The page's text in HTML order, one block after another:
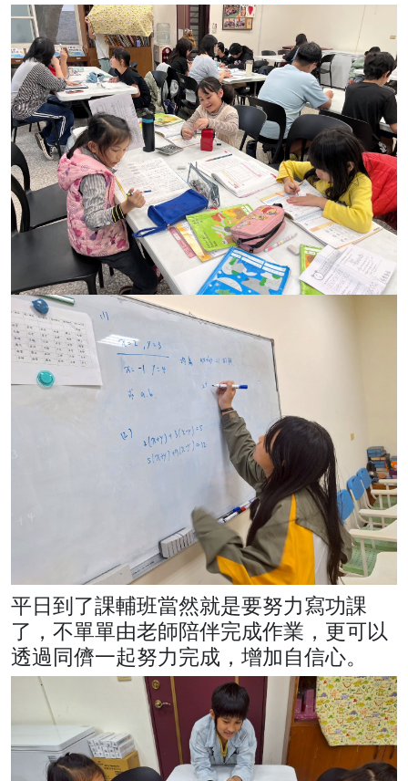
平日到了課輔班當然就是要努力寫功課
了，不單單由老師陪伴完成作業，更可以
透過同儕一起努力完成，增加自信心。